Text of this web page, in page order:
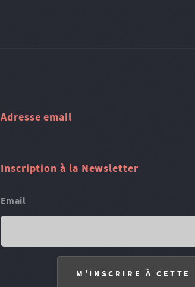
Adresse email
Inscription à la Newsletter
Email